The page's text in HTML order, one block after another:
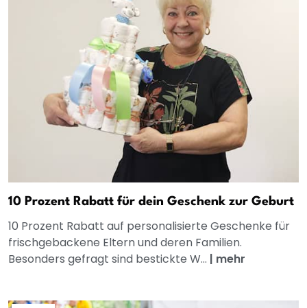
10 Prozent Rabatt für dein Geschenk zur Geburt
10 Prozent Rabatt auf personalisierte Geschenke für
frischgebackene Eltern und deren Familien.
Besonders gefragt sind bestickte W... | mehr